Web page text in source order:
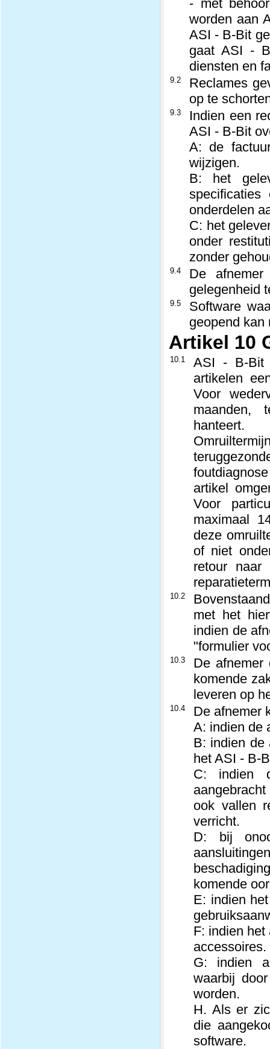
- met
worden aan
ASI - B-Bit
gaat ASI -
diensten en
9.2
Reclames
op te
9.3
Indien een
ASI - B-Bit
A: de
wijzigen.
B: het
onderdelen
C: het
onder
zonder
9.4
De
gelegenheid
9.5
Software
geopend kan
Artikel 10
10.1
ASI - B-Bit
artikelen
Voor
maanden,
hanteert.
artikel
Voor
maximaal
deze
of niet
retour
10.2
met het
indien de
"formulier
10.3
De afnemer
komende
leveren op
10.4
De afnemer
A: indien de
B: indien de
het ASI - B-
C: indien
ook vallen
verricht.
D: bij
komende
E: indien
F: indien het
accessoires.
G: indien
waarbij
worden.
H. Als er
die
software.